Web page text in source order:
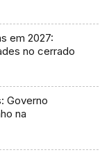
em 2027:
no cerrado
Governo
na